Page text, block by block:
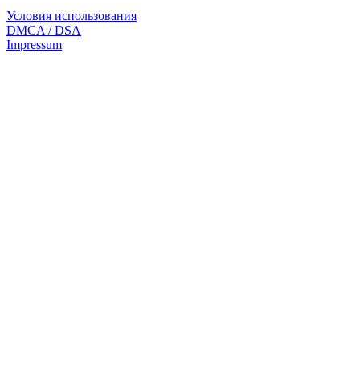
Условия использования
DMCA / DSA
Impressum